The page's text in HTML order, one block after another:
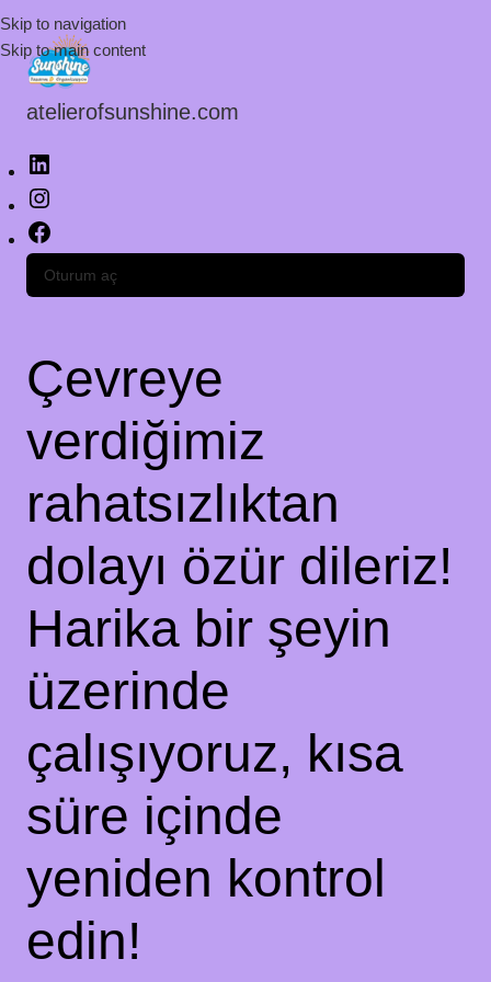
Skip to navigation
Skip to main content
atelierofsunshine.com
Oturum aç
Çevreye
verdiğimiz
rahatsızlıktan
dolayı özür dileriz!
Harika bir şeyin
üzerinde
çalışıyoruz, kısa
süre içinde
yeniden kontrol
edin!